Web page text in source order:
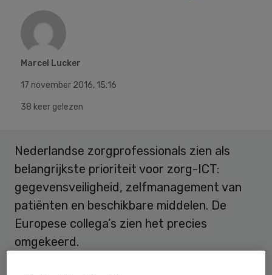
Marcel Lucker
17 november 2016, 15:16
38 keer gelezen
Nederlandse zorgprofessionals zien als
belangrijkste prioriteit voor zorg-ICT:
gegevensveiligheid, zelfmanagement van
patiënten en beschikbare middelen. De
Europese collega’s zien het precies
omgekeerd.